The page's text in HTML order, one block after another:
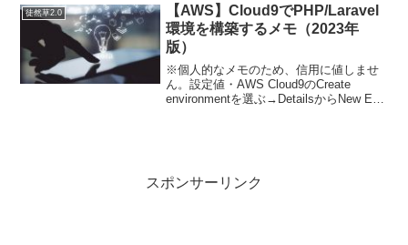
がない」になるでしょうか。...
徒然草2.0
【AWS】Cloud9でPHP/Laravel
環境を構築するメモ（2023年
版）
※個人的なメモのため、信用に値しませ
ん。設定値・AWS Cloud9のCreate
environmentを選ぶ→DetailsからNew EC2
スポンサーリンク